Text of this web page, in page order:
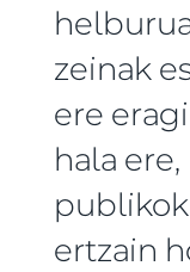
zeinak
ere
hala
ertzain